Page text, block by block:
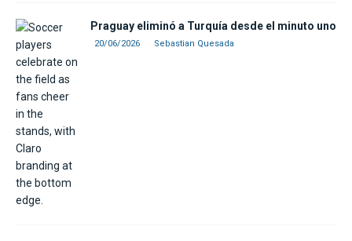
Praguay eliminó a Turquía desde el minuto uno
20/06/2026 Sebastian Quesada